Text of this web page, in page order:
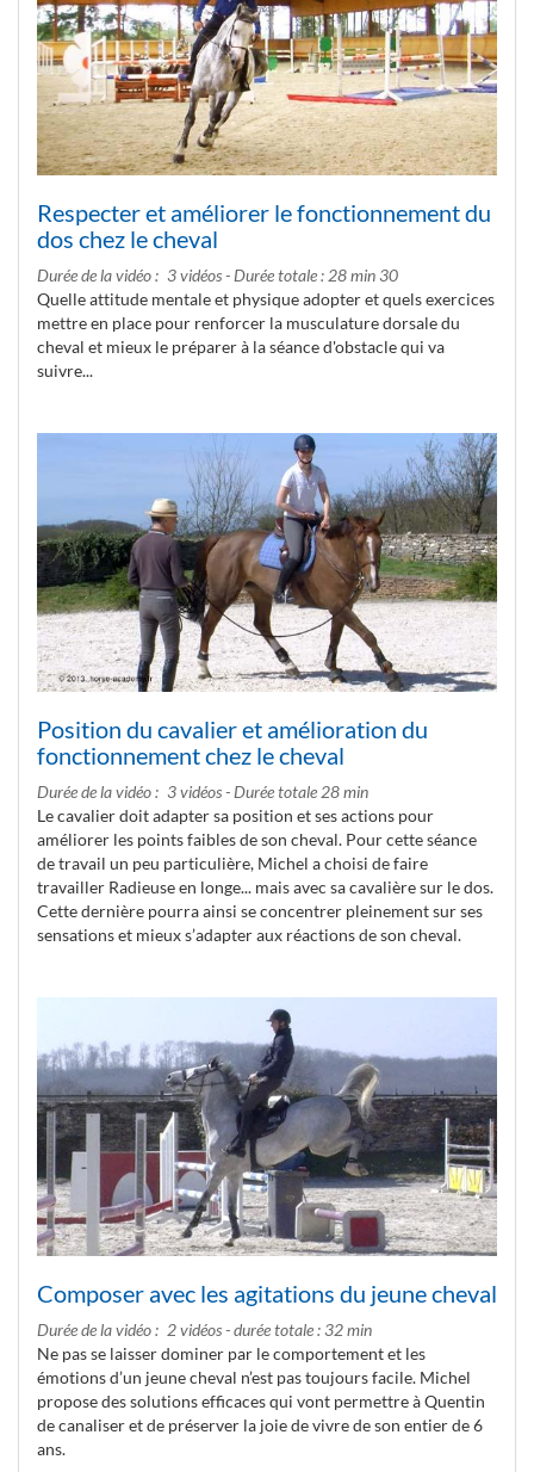
Respecter et améliorer le fonctionnement du
dos chez le cheval
Durée de la vidéo
3 vidéos - Durée totale : 28 min 30
Quelle attitude mentale et physique adopter et quels exercices
mettre en place pour renforcer la musculature dorsale du
cheval et mieux le préparer à la séance d'obstacle qui va
suivre...
Position du cavalier et amélioration du
fonctionnement chez le cheval
Durée de la vidéo
3 vidéos - Durée totale 28 min
Le cavalier doit adapter sa position et ses actions pour
améliorer les points faibles de son cheval. Pour cette séance
de travail un peu particulière, Michel a choisi de faire
travailler Radieuse en longe... mais avec sa cavalière sur le dos.
Cette dernière pourra ainsi se concentrer pleinement sur ses
sensations et mieux s’adapter aux réactions de son cheval.
Composer avec les agitations du jeune cheval
Durée de la vidéo
2 vidéos - durée totale : 32 min
Ne pas se laisser dominer par le comportement et les
émotions d’un jeune cheval n’est pas toujours facile. Michel
propose des solutions efficaces qui vont permettre à Quentin
de canaliser et de préserver la joie de vivre de son entier de 6
ans.